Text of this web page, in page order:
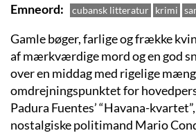
Emneord
cubansk litteratur krimi
Gamle bøger, farlige og frække
af mærkværdige mord og en god
over en middag med rigelige
omdrejningspunktet for
Padura Fuentes’ “Havana-
nostalgiske politimand Mario